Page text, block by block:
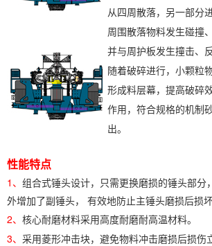
从四周散落，另一部分
周围散落物料发生碰撞
并与周护板发生撞击、
随着破碎进行，小颗粒
形成料层幕，提高破碎
作用，符合规格的机制
出。
性能特点
1、 组合式锤头设计，只需更换磨损的锤头部分
外增加了副锤头， 有效地防止主锤头磨损后损坏
2、 核心耐磨材料采用高度耐磨耐高温材料。
3、 采用菱形冲击块，避免物料冲击磨损后损伤